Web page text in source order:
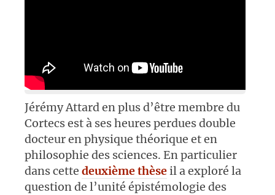
Jérémy Attard en plus d’être membre du
Cortecs est à ses heures perdues double
docteur en physique théorique et en
philosophie des sciences. En particulier
dans cette deuxième thèseil a exploré la
question de l’unité épistémologie des